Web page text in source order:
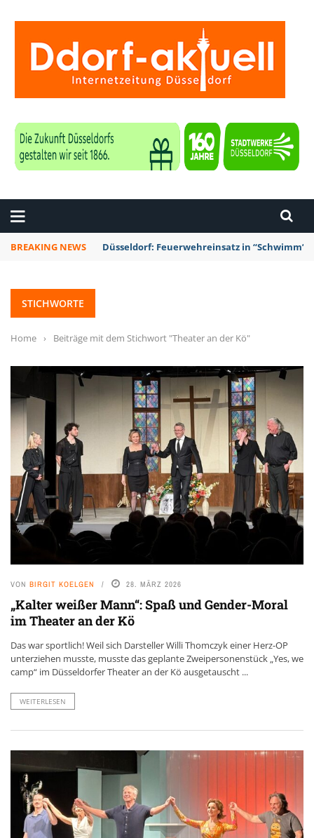
BREAKING NEWS Düsseldorf: Punk-Bahn-Fahrt mit Dosenbier
STICHWORTE
Home › Beiträge mit dem Stichwort "Theater an der Kö"
VON BIRGIT KOELGEN 28. MÄRZ 2026
„Kalter weißer Mann“: Spaß und Gender-Moral
im Theater an der Kö
Das war sportlich! Weil sich Darsteller Willi Thomczyk einer Herz-OP
unterziehen musste, musste das geplante Zweipersonenstück „Yes, we
camp“ im Düsseldorfer Theater an der Kö ausgetauscht ...
WEITERLESEN